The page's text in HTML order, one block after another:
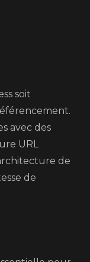
soit
avec des
URL
de
de